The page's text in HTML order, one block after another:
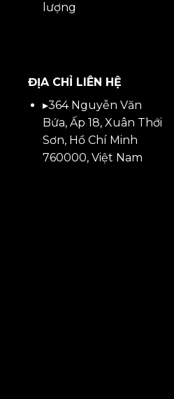
lượng
ĐỊA CHỈ LIÊN HỆ
▸364 Nguyễn Văn
Bứa, Ấp 18, Xuân Thới
Sơn, Hồ Chí Minh
760000, Việt Nam